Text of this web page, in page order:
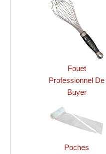
Fouet
Professionnel De
Buyer
Poches